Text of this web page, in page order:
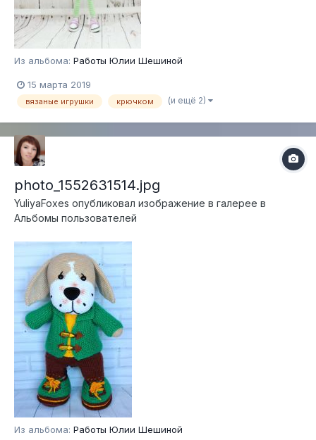
Из альбома: Работы Юлии Шешиной
15 марта 2019
вязаные игрушки крючком (и ещё 2)
photo_1552631514.jpg
YuliyaFoxes опубликовал изображение в галерее в
Альбомы пользователей
Из альбома: Работы Юлии Шешиной